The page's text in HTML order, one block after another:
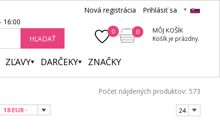
Nová registrácia Prihlásiť sa
0 0 MÔJ KOŠÍK
Košík je prázdny.
16:00
HĽADAŤ
ZĽAVY DARČEKY ZNAČKY
Počet nájdených produktov: 573
18 EUR -
24